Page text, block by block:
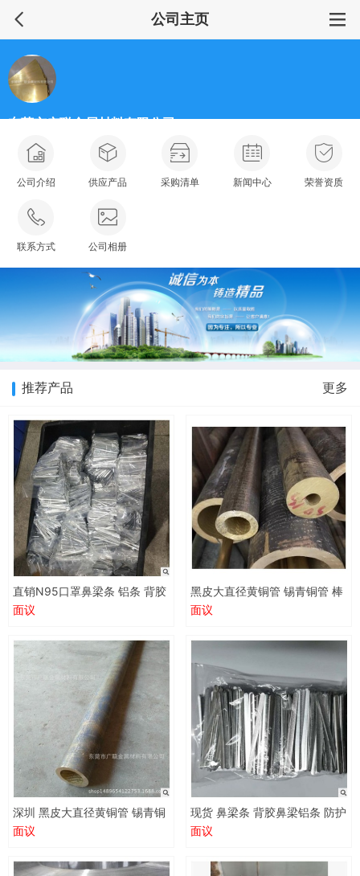
公司主页
东莞市广联金属材料有限公司
普通会员
公司介绍 供应产品 采购清单 新闻中心 荣誉资质
联系方式 公司相册
推荐产品 更多
直销N95口罩鼻梁条 铝条 背胶
鼻梁条 0.5*5*90 0.4*2.8平面
条
面议
黑皮大直径黄铜管 锡青铜管 棒
黑皮铜管 批发零售 广东
面议
深圳 黑皮大直径黄铜管 锡青铜
管 黑皮黄铜棒 批发 零切
面议
现货 鼻梁条 背胶鼻梁铝条 防护
鼻梁口罩铝条 带胶N95口罩条
面议